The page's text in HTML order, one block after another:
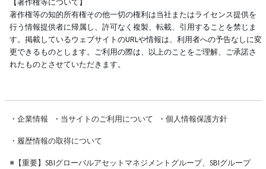
著作権等の知的所有権その他一切の権利は当社またはライセンス提供を
行う情報提供者に帰属し、許可なく複製、転載、引用することを禁じま
す。掲載しているウェブサイトのURLや情報は、利用者への予告なしに変
更できるものとします。ご利用の際は、以上のことをご理解、ご承諾さ
れたものとさせていただきます。
・ 企業情報 ・ 当サイトのご利用について ・ 個人情報保護方針
・ 履歴情報の取得について
※【重要】SBIグローバルアセットマネジメントグループ、SBIグループ